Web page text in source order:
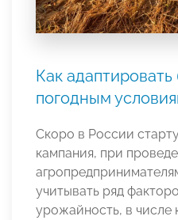
Как адаптировать
погодным
Скоро в России
кампания, при
учитывать ряд
урожайность, в